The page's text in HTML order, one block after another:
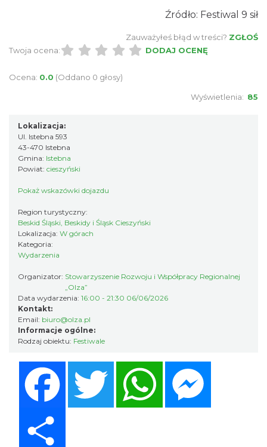
Dni Koronki Koniakowskiej
2.65 km
Koniaków
Ustanowienie Sanktuarium Matki Bożej
Frydeckiej
Jaworzynka
Źródło: Festiwal 9 sił
Zauważyłeś błąd w treści? ZGŁOŚ
Twoja ocena:
DODAJ OCENĘ
Ocena: 0.0 (Oddano 0 głosy)
Wyświetlenia: 85
Lokalizacja:
Ul. Istebna 593
43-470 Istebna
Gmina: Istebna
Powiat: cieszyński
Pokaż wskazówki dojazdu
Region turystyczny:
Beskid Śląski, Beskidy i Śląsk Cieszyński
Lokalizacja: W górach
Kategoria:
Wydarzenia
Organizator: Stowarzyszenie Rozwoju i Współpracy Regionalnej
„Olza”
Data wydarzenia: 16:00 - 21:30 06/06/2026
Kontakt:
Email: biuro@olza.pl
Informacje ogólne:
Rodzaj obiektu: Festiwale
Twitter WhatsApp